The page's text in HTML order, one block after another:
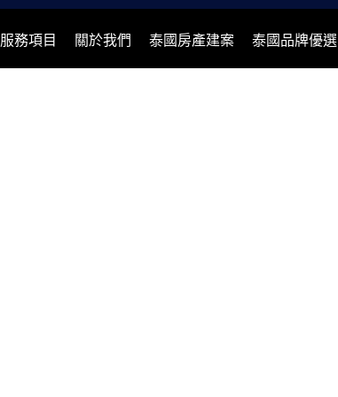
服務項目 關於我們 泰國房產建案 泰國品牌優選